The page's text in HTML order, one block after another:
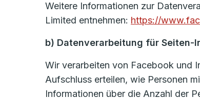
Weitere Informationen zur
Limited entnehmen: https://
b) Datenverarbeitung für Seiten-
Wir verarbeiten von Facebook und
Aufschluss erteilen, wie Personen
Informationen über die Anzahl der